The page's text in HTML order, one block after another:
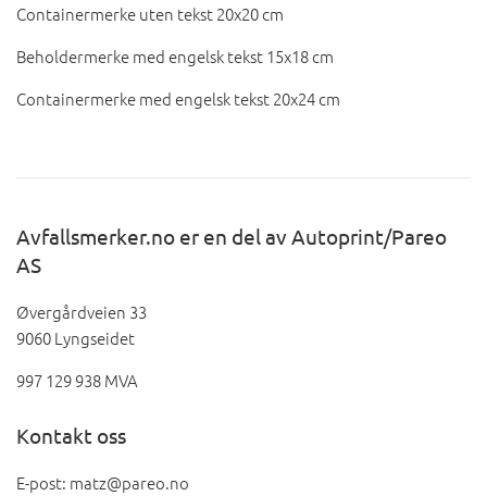
Containermerke uten tekst 20x20 cm
Beholdermerke med engelsk tekst 15x18 cm
Containermerke med engelsk tekst 20x24 cm
Avfallsmerker.no er en del av Autoprint/Pareo
AS
Øvergårdveien 33
9060 Lyngseidet
997 129 938 MVA
Kontakt oss
E-post: matz@pareo.no